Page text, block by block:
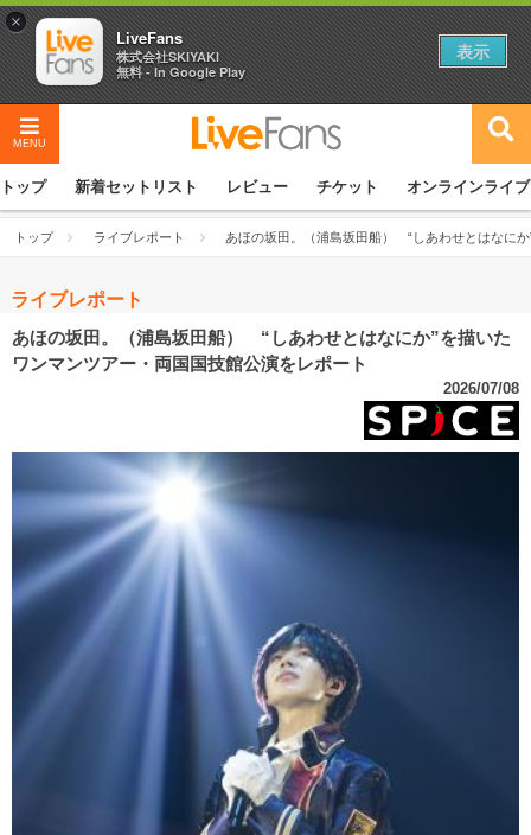
MENU
トップ 新着セットリスト レビュー チケット オンラインライブ
トップ ライブレポート あほの坂田。（浦島坂田船） “しあわせとはなに
ライブレポート
あほの坂田。（浦島坂田船） “しあわせとはなにか”を描いた
ワンマンツアー・両国国技館公演をレポート
2026/07/08
×
LiveFans
株式会社SKIYAKI
無料 - In Google Play
表示